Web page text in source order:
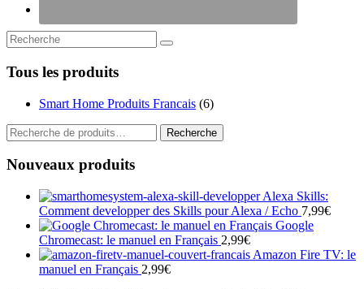
Tous les produits
Smart Home Produits Francais (6)
Recherche
pour :
Recherche
Nouveaux produits
Alexa Skills:
Comment developper des Skills pour Alexa / Echo 7,99€
Google
Chromecast: le manuel en Français 2,99€
Amazon Fire TV: le
manuel en Français 2,99€